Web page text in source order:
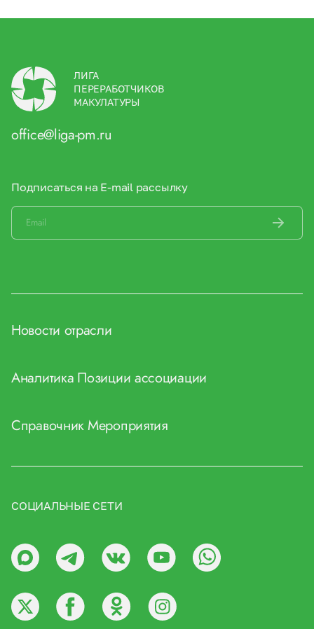
ЛИГА
ПЕРЕРАБОТЧИКОВ
МАКУЛАТУРЫ
office@liga-pm.ru
Подписаться на E-mail рассылку
Новости отрасли
Аналитика Позиции ассоциации
СправочникМероприятия
СОЦИАЛЬНЫЕ СЕТИ